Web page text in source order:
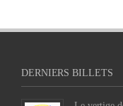
DERNIERS BILLETS